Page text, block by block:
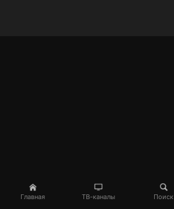
Главная ТВ-каналы Поиск